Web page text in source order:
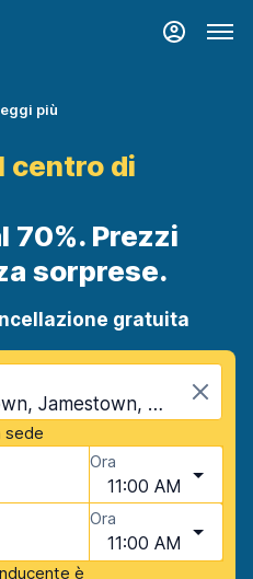
più
centro di
70%. Prezzi
sorprese.
gratuita
Centro di Jamestown, Jamestown, USA - Dakota del Nord
sede
Ora
11:00 AM
Ora
11:00 AM
è